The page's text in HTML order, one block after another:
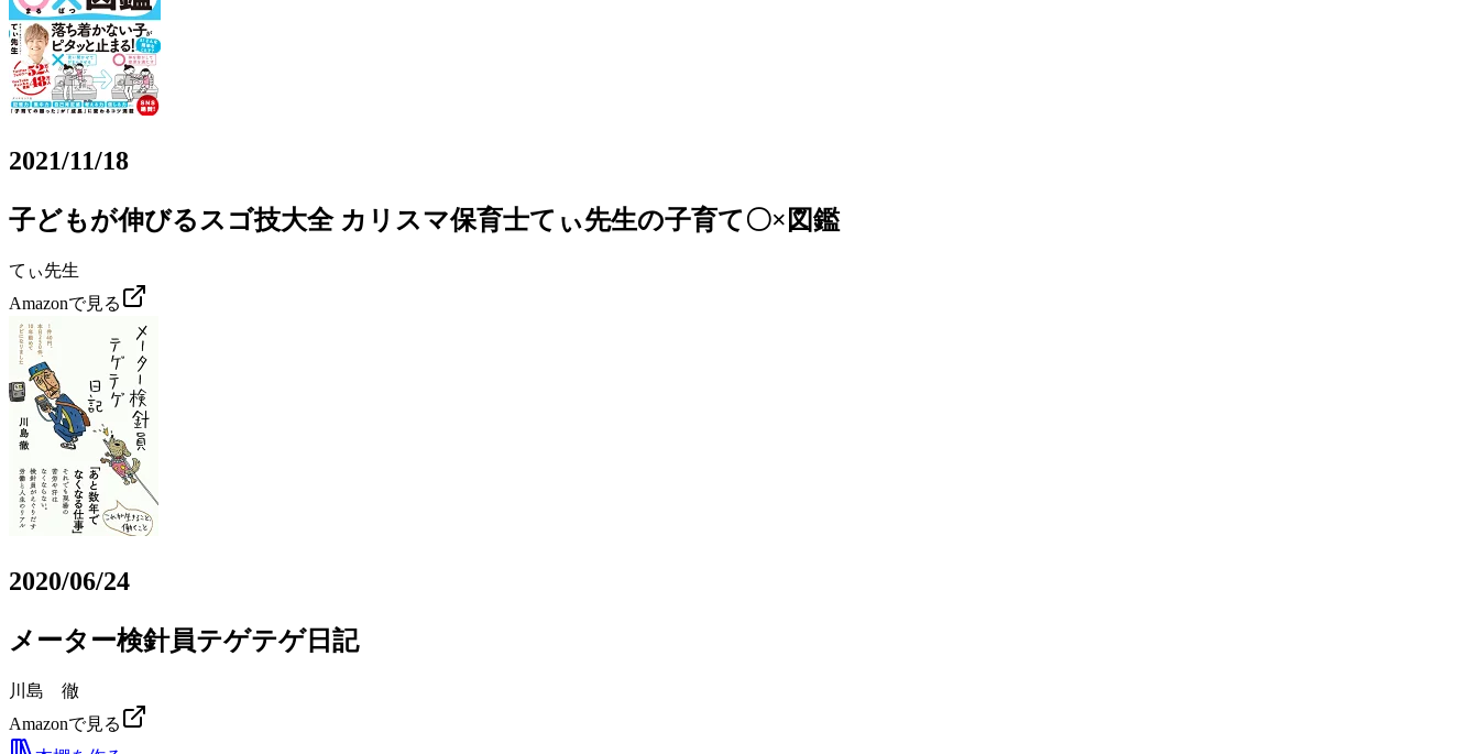
2021/11/18
子どもが伸びるスゴ技大全 カリスマ保育士てぃ先生の子育て〇×図鑑
てぃ先生
Amazonで見る
2020/06/24
メーター検針員テゲテゲ日記
川島 徹
Amazonで見る